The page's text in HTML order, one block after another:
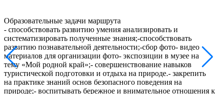
Образовательные задачи маршрута
- способствовать развитию умения анализировать и
систематизировать полученные знания;-способствовать
развитию познавательной деятельности;-сбор фото- видео
материалов для организации фото- экспозиции в музее на
тему «Мой родной край»;- совершенствование навыков
туристической подготовки и отдыха на природе.- закрепить
на практике знаний основ безопасного поведения на
природе;- воспитывать бережное и внимательное отношения к